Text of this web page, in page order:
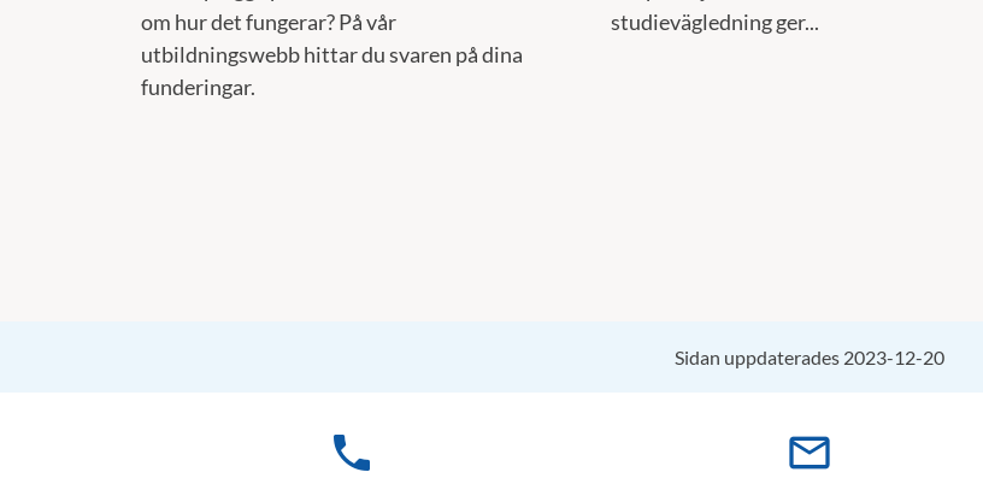
om hur det fungerar? På vår
utbildningswebb hittar du svaren på dina
funderingar.
studievägledning ger...
Sidan uppdaterades 2023-12-20
phone mail_outline